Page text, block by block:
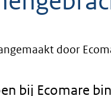
door
bij Ecomare